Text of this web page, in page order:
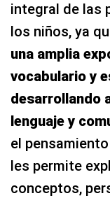
integral de las
los niños, ya
una amplia
vocabulario y
desarrollando
lenguaje y
el
les permite
conceptos,